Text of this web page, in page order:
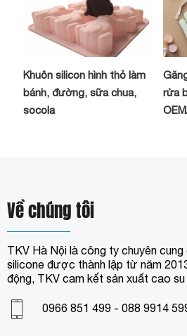
Khuôn silicon hình thỏ làm
bánh, đường, sữa chua,
socola
rửa
Về chúng tôi
TKV Hà Nội là công ty chuyên
silicone được thành lập từ năm
động, TKV cam kết sản xuất cao
0966 851 499 - 088 9914